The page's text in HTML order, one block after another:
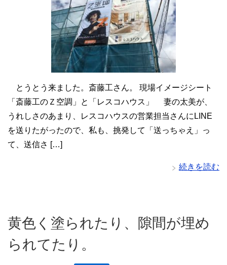
とうとう来ました。斎藤工さん。 現場イメージシート
「斎藤工のＺ空調」と「レスコハウス」 妻の太美が、
うれしさのあまり、レスコハウスの営業担当さんにLINE
を送りたがったので、私も、挑発して「送っちゃえ」っ
て、送信さ […]
続きを読む
黄色く塗られたり、隙間が埋め
られてたり。